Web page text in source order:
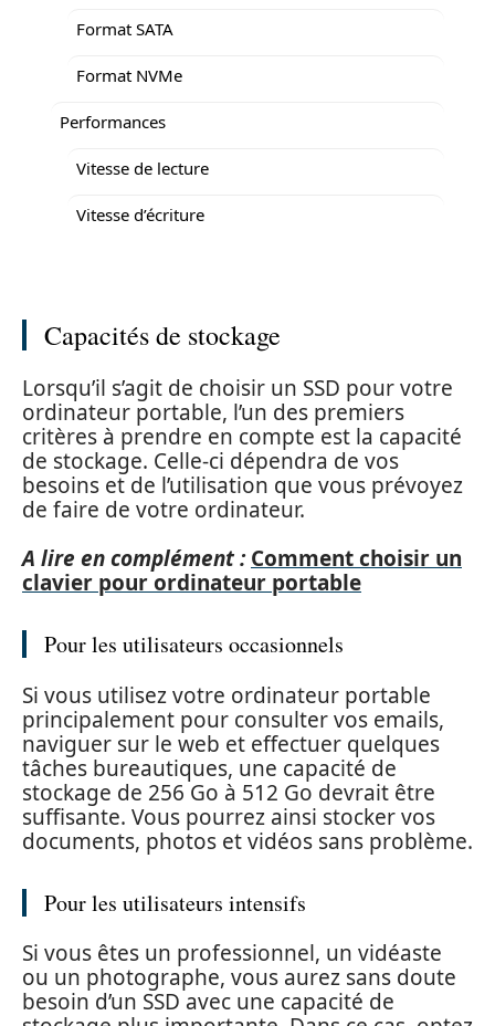
Format SATA
Format NVMe
Performances
Vitesse de lecture
Vitesse d’écriture
Capacités de stockage
Lorsqu’il s’agit de choisir un SSD pour votre
ordinateur portable, l’un des premiers
critères à prendre en compte est la capacité
de stockage. Celle-ci dépendra de vos
besoins et de l’utilisation que vous prévoyez
de faire de votre ordinateur.
A lire en complément : Comment choisir un
clavier pour ordinateur portable
Pour les utilisateurs occasionnels
Si vous utilisez votre ordinateur portable
principalement pour consulter vos emails,
naviguer sur le web et effectuer quelques
tâches bureautiques, une capacité de
stockage de 256 Go à 512 Go devrait être
suffisante. Vous pourrez ainsi stocker vos
documents, photos et vidéos sans problème.
Pour les utilisateurs intensifs
Si vous êtes un professionnel, un vidéaste
ou un photographe, vous aurez sans doute
besoin d’un SSD avec une capacité de